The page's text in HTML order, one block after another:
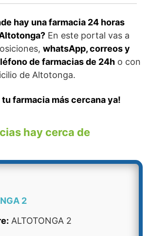
hay una farmacia 24 horas
En este portal vas a
whatsApp, correos y
de farmacias de 24h o con
de Altotonga.
tu farmacia más cercana ya!
hay cerca de
2
ALTOTONGA 2